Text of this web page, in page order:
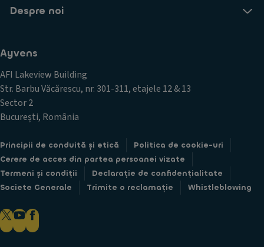
Despre noi
Ayvens
AFI Lakeview Building
Str. Barbu Văcărescu, nr. 301-311, etajele 12 & 13
Sector 2
București, România
Principii de conduită și etică
Politica de cookie-uri
Cerere de acces din partea persoanei vizate
Termeni și condiții
Declarație de confidențialitate
Societe Generale
Trimite o reclamație Whistleblowing